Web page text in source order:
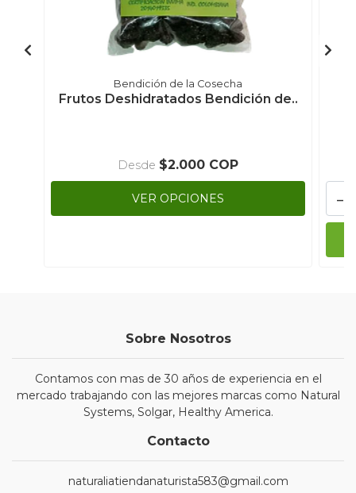
Bendición de la Cosecha
Frutos Deshidratados Bendición de..
Desde $2.000 COP
VER OPCIONES -
Sobre Nosotros
Contamos con mas de 30 años de experiencia en el
mercado trabajando con las mejores marcas como Natural
Systems, Solgar, Healthy America.
Contacto
naturaliatiendanaturista583@gmail.com